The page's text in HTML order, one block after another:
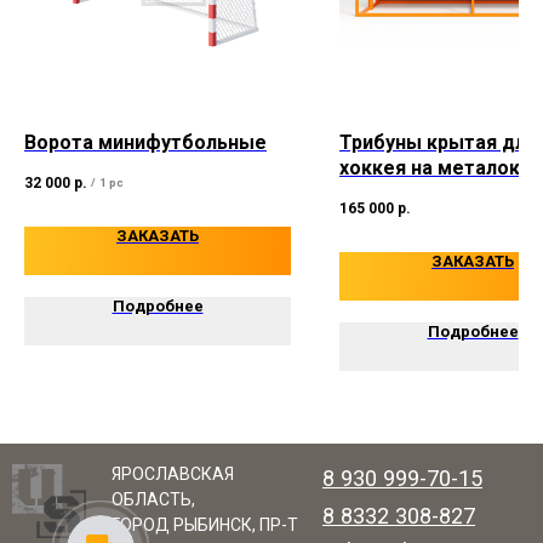
Ворота минифутбольные
32 000 р. / 1 pc
ЗАКАЗАТЬ
Подробнее
Трибуны крытая для
хоккея на
165 000 р.
ЗАКАЗАТЬ
Подробнее